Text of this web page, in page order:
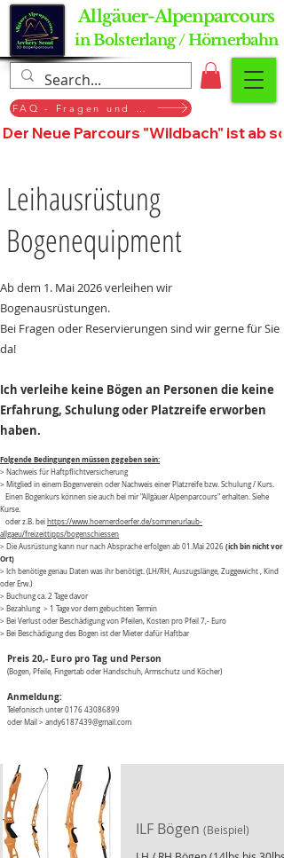
Allgäuer-Alpenparcours
in Bolsterlang / Hörnerbahn
FAQ - Fragen und Antworten
Der Neue Parcours "Wildbach" ist ab
Leihausrüstung
Bogenequipment
Ab dem 1. Mai 2026 verleihen wir
Bogenausrüstungen.
Bei Fragen oder Reservierungen sind wir gerne für Sie
da!
Ich verleihe keine Bögen an Personen die keine
Erfahrung, Schulung oder Platzreife erworben
haben.
Folgende Bedingungen müssen gegeben sein:
> Nachweis für Haftpflichtversicherung
> Mitglied in einem Bogenverein oder Nachweis einer Platzreife bzw. Schulung / Kurs.
Einen Bogenkurs können sie auch bei mir "Allgäuer Alpenparcours" erhalten. Siehe
Kurse.
oder z.B. bei https://www.hoernerdoerfer.de/sommerurlaub-
allgaeu/freizeittipps/bogenschiessen
> Die Ausrüstung kann nur nach Absprache erfolgen ab 01.Mai 2026 (ich bin nicht vor
Ort)
> Ich benötige genau Daten was ihr benötigt. (LH/RH, Auszugslänge, Zuggewicht , Kind
oder Erw.)
> Buchung ca. 2 Tage davor
> Bezahlung > 1 Tage vor dem gebuchten Termin
> Bei Verlust oder Beschädigung von Pfeilen, Kosten pro Pfeil 7,- Euro
> Bei Beschädigung des Bogen ist der Mieter dafür Haftbar
Preis 20,- Euro pro Tag und Person
(Bogen, Pfeile, Fingertab oder Handschuh, Armschutz und Köcher)
Anmeldung:
Telefonisch unter 0176 43086899
oder Mail > andy6187439@gmail.com
ILF Bögen (Beispiel)